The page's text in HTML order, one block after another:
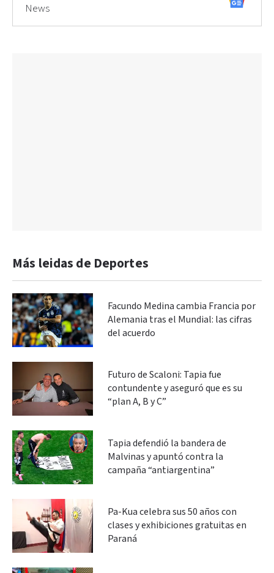
News
Más leidas de Deportes
Facundo Medina cambia Francia por
Alemania tras el Mundial: las cifras
del acuerdo
Futuro de Scaloni: Tapia fue
contundente y aseguró que es su
“plan A, B y C”
Tapia defendió la bandera de
Malvinas y apuntó contra la
campaña “antiargentina”
Pa-Kua celebra sus 50 años con
clases y exhibiciones gratuitas en
Paraná